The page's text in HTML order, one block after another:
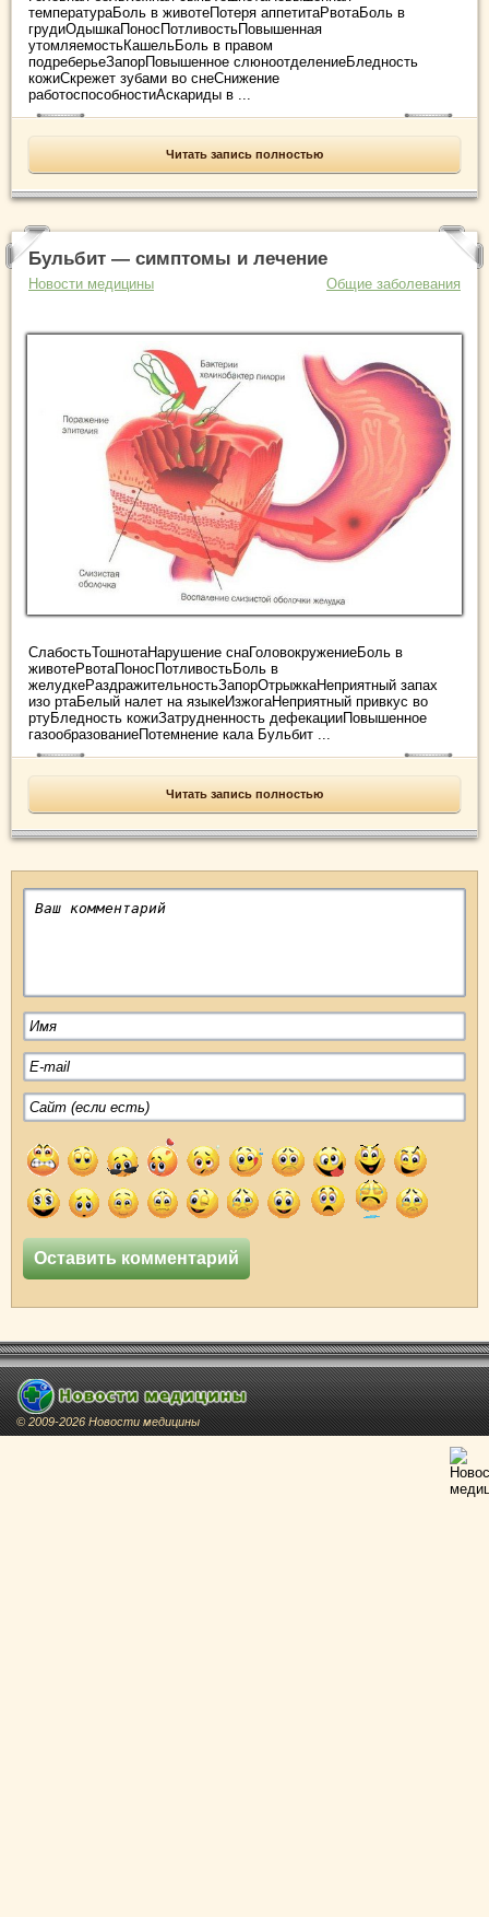
температураБоль в животеПотеря аппетитаРвотаБоль в
грудиОдышкаПоносПотливостьПовышенная
утомляемостьКашельБоль в правом
подреберьеЗапорПовышенное слюноотделениеБледность
кожиСкрежет зубами во снеСнижение
работоспособностиАскариды в ...
Читать запись полностью
Бульбит — симптомы и лечение
Новости медицины Общие заболевания
СлабостьТошнотаНарушение снаГоловокружениеБоль в
животеРвотаПоносПотливостьБоль в
желудкеРаздражительностьЗапорОтрыжкаНеприятный запах
изо ртаБелый налет на языкеИзжогаНеприятный привкус во
ртуБледность кожиЗатрудненность дефекацииПовышенное
газообразованиеПотемнение кала Бульбит ...
Читать запись полностью
© 2009-2026 Новости медицины